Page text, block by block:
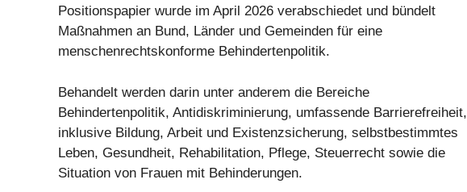
Positionspapier wurde im April 2026 verabschiedet und bündelt
Maßnahmen an Bund, Länder und Gemeinden für eine
menschenrechtskonforme Behindertenpolitik.
Behandelt werden darin unter anderem die Bereiche
Behindertenpolitik, Antidiskriminierung, umfassende Barrierefreiheit,
inklusive Bildung, Arbeit und Existenzsicherung, selbstbestimmtes
Leben, Gesundheit, Rehabilitation, Pflege, Steuerrecht sowie die
Situation von Frauen mit Behinderungen.